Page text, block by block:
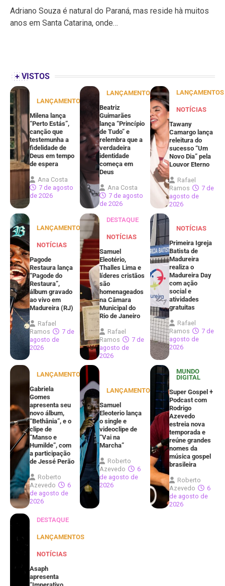
Adriano Souza é natural do Paraná, mas reside hà muitos
anos em Santa Catarina, onde…
+ VISTOS
LANÇAMENTOS
Milena lança
“Perto Estás”,
canção que
testemunha a
fidelidade de
Deus em tempo
de espera
Ana Costa
7 de agosto
de 2026
LANÇAMENTOS
Beatriz
Guimarães
lança “Princípio
de Tudo” e
relembra que a
verdadeira
identidade
começa em
Deus
Ana Costa
7 de agosto
de 2026
LANÇAMENTOS
NOTÍCIAS
Tawany
Camargo lança
releitura do
sucesso “Um
Novo Dia” pela
Louvor Eterno
Rafael
Ramos
7 de
agosto de
2026
LANÇAMENTOS
NOTÍCIAS
Pagode
Restaura lança
“Pagode do
Restaura”,
álbum gravado
ao vivo em
Madureira (RJ)
Rafael
Ramos
7 de
agosto de
2026
DESTAQUE
NOTÍCIAS
Samuel
Eleotério,
Thalles Lima e
líderes cristãos
são
homenageados
na Câmara
Municipal do
Rio de Janeiro
Rafael
Ramos
7 de
agosto de
2026
NOTÍCIAS
Primeira Igreja
Batista de
Madureira
realiza o
Madureira Day
com ação
social e
atividades
gratuitas
Rafael
Ramos
7 de
agosto de
2026
LANÇAMENTOS
Gabriela
Gomes
apresenta seu
novo álbum,
“Bethânia”, e o
clipe de
“Manso e
Humilde”, com
a participação
de Jessé Perão
Roberto
Azevedo
6
de agosto de
2026
LANÇAMENTOS
Samuel
Eleoterio lança
o single e
videoclipe de
“Vai na
Marcha”
Roberto
Azevedo
6
de agosto de
2026
MUNDO
DIGITAL
Super Gospel +
Podcast com
Rodrigo
Azevedo
estreia nova
temporada e
reúne grandes
nomes da
música gospel
brasileira
Roberto
Azevedo
6
de agosto de
2026
DESTAQUE
LANÇAMENTOS
NOTÍCIAS
Asaph
apresenta